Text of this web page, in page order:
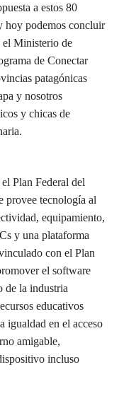
a estos 80
hoy podemos concluir
el Ministerio de
de Conectar
patagónicas
y nosotros
y chicas de
Plan Federal del
provee tecnología al
equipamiento,
y una plataforma
con el Plan
el software
de la industria
educativos
igualdad en el acceso
amigable,
incluso